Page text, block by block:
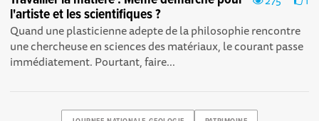
l'artiste et les scientifiques ?
Quand une plasticienne adepte de la philosophie rencontre
une chercheuse en sciences des matériaux, le courant passe
immédiatement. Pourtant, faire...